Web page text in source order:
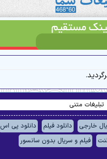
تبلیغات متنی
خارجی دانلود فیلم
دانلود پی اس
فیلم و سریال بدون سانسور